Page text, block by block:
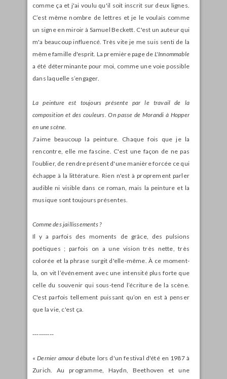
comme ça et j'ai voulu qu'il soit inscrit sur deux lignes.
C’est même nombre de lettres et je le voulais comme
un signe en miroir à Samuel Beckett. C'est un auteur qui
m'a beaucoup influencé. Très vite je me suis senti de la
même famille d'esprit. La première page de L'Innommable
a été déterminante pour moi, comme une voie possible
dans laquelle s’engager.
La peinture est toujours présente par le travail de la
composition et des couleurs. On passe de Morandi à Hopper
en une scène.
J'aime beaucoup la peinture. Chaque fois que je la
rencontre, elle me fascine. C'est une façon de ne pas
l’oublier, de rendre présent d'une manière forcée ce qui
échappe à la littérature. Rien n'est à proprement parler
audible ni visible dans ce roman, mais la peinture et la
musique sont toujours présentes.
Comme des jaillissements ?
Il y a parfois des moments de grâce, des pulsions
poétiques ; parfois on a une vision très nette, très
colorée et la phrase surgit d'elle-même. À ce moment-
la, on vit l’événement avec une intensité plus forte que
celle du souvenir qui sous-tend l’écriture de la scène.
C'est parfois tellement puissant qu’on en est à penser
que la vie, c'est ça.
‑‑‑‑‑‑‑‑‑‑
«Dernier amourdébute lors d'un festival d'été en 1987 à
Zurich. Au programme, Haydn, Beethoven et une